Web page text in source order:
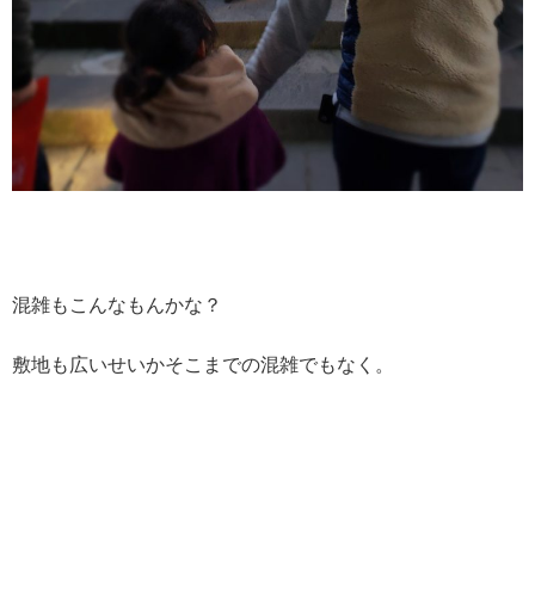
混雑もこんなもんかな？
敷地も広いせいかそこまでの混雑でもなく。